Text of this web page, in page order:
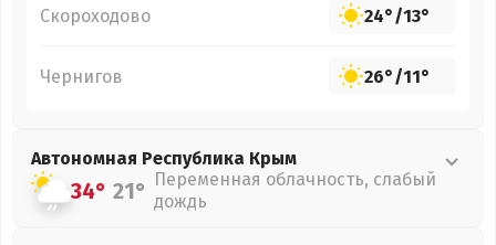
Скороходово 24°/13°
Чернигов 26°/11°
Автономная Республика Крым
34° 21° Переменная облачность, слабый
дождь